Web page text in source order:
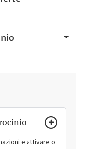
e attivare o